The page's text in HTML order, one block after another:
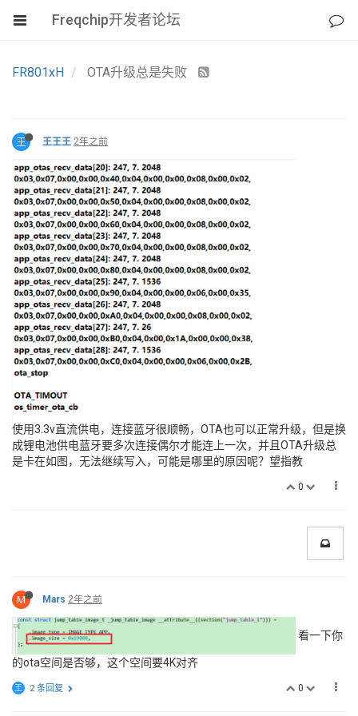
Freqchip开发者论坛
FR801xH OTA升级总是失败
王 王王王 2年之前
使用3.3v直流供电，连接蓝牙很顺畅，OTA也可以正常升级，但是换
成锂电池供电蓝牙要多次连接偶尔才能连上一次，并且OTA升级总
是卡在如图，无法继续写入，可能是哪里的原因呢？望指教
0
M Mars 2年之前
看一下你
的ota空间是否够，这个空间要4K对齐
0
王 2 条回复